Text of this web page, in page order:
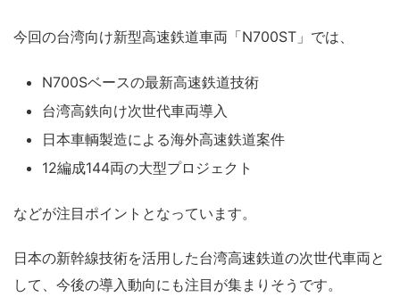
今回の台湾向け新型高速鉄道車両「N700ST」では、
N700Sベースの最新高速鉄道技術
台湾高鉄向け次世代車両導入
日本車輌製造による海外高速鉄道案件
12編成144両の大型プロジェクト
などが注目ポイントとなっています。
日本の新幹線技術を活用した台湾高速鉄道の次世代車両と
して、今後の導入動向にも注目が集まりそうです。